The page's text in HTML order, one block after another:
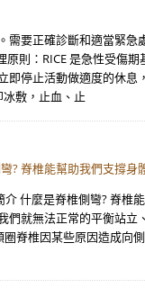
需要正確診斷和適當緊急
則：RICE 是急性受傷期
即停止活動做適度的休息
敷，止血、止
? 脊椎能幫助我們支撐身
什麼是脊椎側彎? 脊椎
們就無法正常的平衡站立
圈脊椎因某些原因造成向